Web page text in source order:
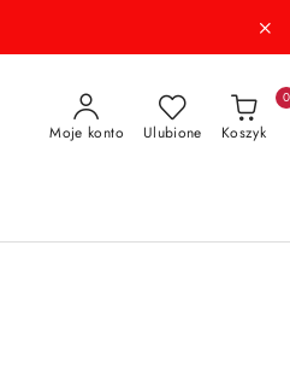
Moje konto Ulubione Koszyk
0